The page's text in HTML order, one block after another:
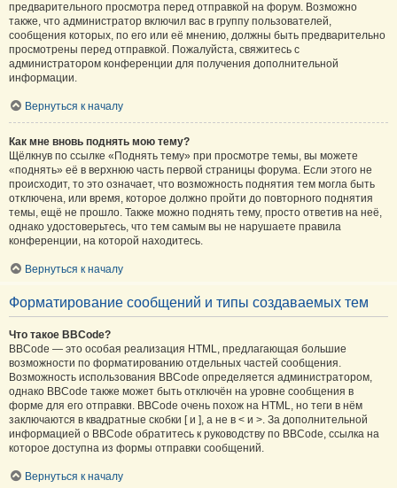
предварительного просмотра перед отправкой на форум. Возможно
также, что администратор включил вас в группу пользователей,
сообщения которых, по его или её мнению, должны быть предварительно
просмотрены перед отправкой. Пожалуйста, свяжитесь с
администратором конференции для получения дополнительной
информации.
Вернуться к началу
Как мне вновь поднять мою тему?
Щёлкнув по ссылке «Поднять тему» при просмотре темы, вы можете
«поднять» её в верхнюю часть первой страницы форума. Если этого не
происходит, то это означает, что возможность поднятия тем могла быть
отключена, или время, которое должно пройти до повторного поднятия
темы, ещё не прошло. Также можно поднять тему, просто ответив на неё,
однако удостоверьтесь, что тем самым вы не нарушаете правила
конференции, на которой находитесь.
Вернуться к началу
Форматирование сообщений и типы создаваемых тем
Что такое BBCode?
BBCode — это особая реализация HTML, предлагающая большие
возможности по форматированию отдельных частей сообщения.
Возможность использования BBCode определяется администратором,
однако BBCode также может быть отключён на уровне сообщения в
форме для его отправки. BBCode очень похож на HTML, но теги в нём
заключаются в квадратные скобки [ и ], а не в < и >. За дополнительной
информацией о BBCode обратитесь к руководству по BBCode, ссылка на
которое доступна из формы отправки сообщений.
Вернуться к началу